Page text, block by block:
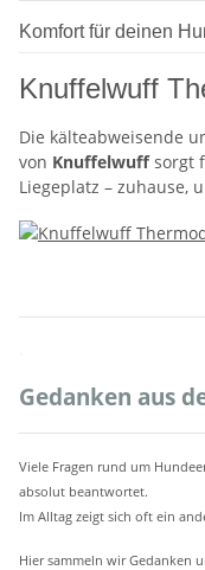
Komfort für deinen
Knuffelwuff
Die kälteabweisende
von Knuffelwuffsorgt
Liegeplatz – zuhause,
Gedanken aus
Viele Fragen rund um
absolut beantwortet.
Im Alltag zeigt sich oft ein
Hier sammeln wir Gedanken